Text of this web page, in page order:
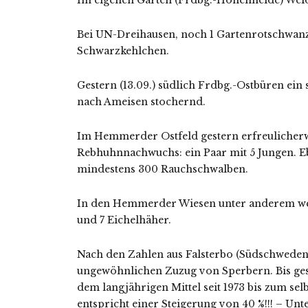
Bei UN-Dreihausen, noch 1
Schwarzkehlchen.
Gestern (13.09.) südlich Frdbg.-Ostbüren ein
nach Ameisen stochernd.
Im Hemmerder Ostfeld gestern
Rebhuhnnachwuchs: ein Paar mit 5 Jungen.
mindestens 300 Rauchschwalben.
In den Hemmerder Wiesen unter anderem
und 7 Eichelhäher.
Nach den Zahlen aus Falsterbo
ungewöhnlichen Zuzug von Sperbern. Bis
dem langjährigen Mittel seit 1973 bis zum
entspricht einer Steigerung von 40 %!!! –